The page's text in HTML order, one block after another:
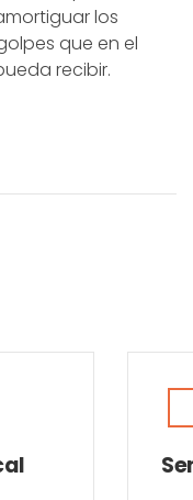
los
que en el
recibir.